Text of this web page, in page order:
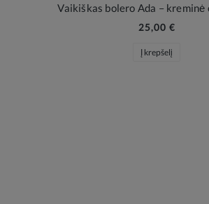
Vaikiškas bolero Ada – kreminė
25,00 €
Į krepšelį